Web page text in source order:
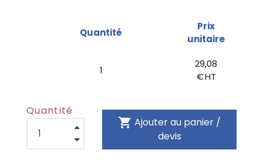
Quantité
Prix
unitaire
1
29,08
€ HT
Quantité
shopping_cart Ajouter au panier /
devis